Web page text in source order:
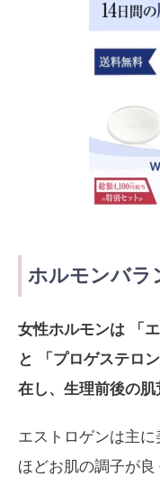
ホルモンバラ
女性ホルモンは 「
と 「プロゲステロ
在し、生理前後の肌
エストロゲンは主
ほどお肌の調子が